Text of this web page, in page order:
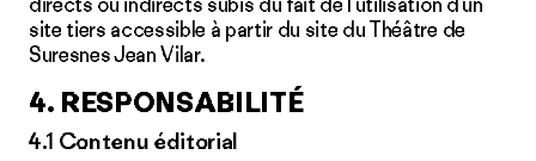
site tiers accessible à partir du site du Théâtre de
Suresnes Jean Vilar.
4. RESPONSABILITÉ
4.1 Contenu éditorial